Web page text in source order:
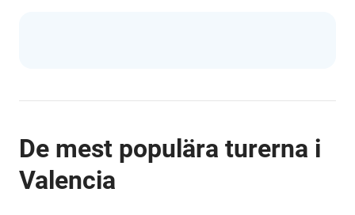
De mest populära turerna i
Valencia